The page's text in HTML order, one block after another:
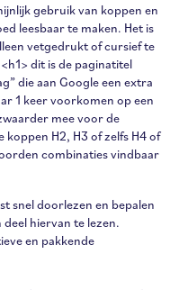
gebruik van koppen en
leesbaar te maken. Het is
vetgedrukt of cursief te
dit is de paginatitel
die aan Google een extra
1 keer voorkomen op een
mee voor de
koppen H2, H3 of zelfs H4 of
combinaties vindbaar
snel doorlezen en bepalen
hiervan te lezen.
en pakkende